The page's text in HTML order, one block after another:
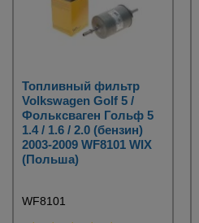
Топливный фильтр
Volkswagen Golf 5 /
Фольксваген Гольф 5
1.4 / 1.6 / 2.0 (бензин)
2003-2009 WF8101 WIX
(Польша)
WF8101